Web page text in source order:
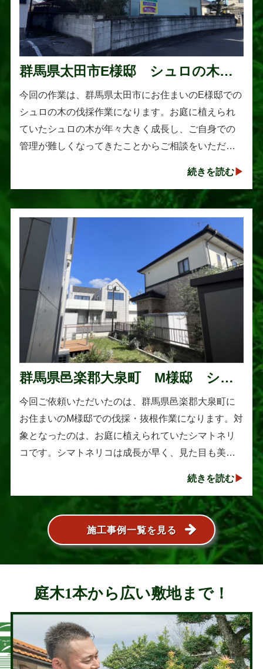
群馬県太田市E様邸 シュロの木の
伐採作業
今回の作業は、群馬県太田市にお住まいのE様邸での
シュロの木の伐採作業になります。お庭に植えられ
ていたシュロの木が年々大きく成長し、ご自身での
管理が難しくなってきたことからご相談をいただき
続きを読む
群馬県邑楽郡大泉町 M様邸 シマ
トネリコの伐採と抜根作業
今回ご依頼いただいたのは、群馬県邑楽郡大泉町に
お住まいのM様邸での伐採・抜根作業になります。対
象となったのは、お庭に植えられていたシマトネリ
コです。シマトネリコは成長が早く、見た目も美し
続きを読む
施工事例一覧を見る
庭木1本から広い敷地まで！